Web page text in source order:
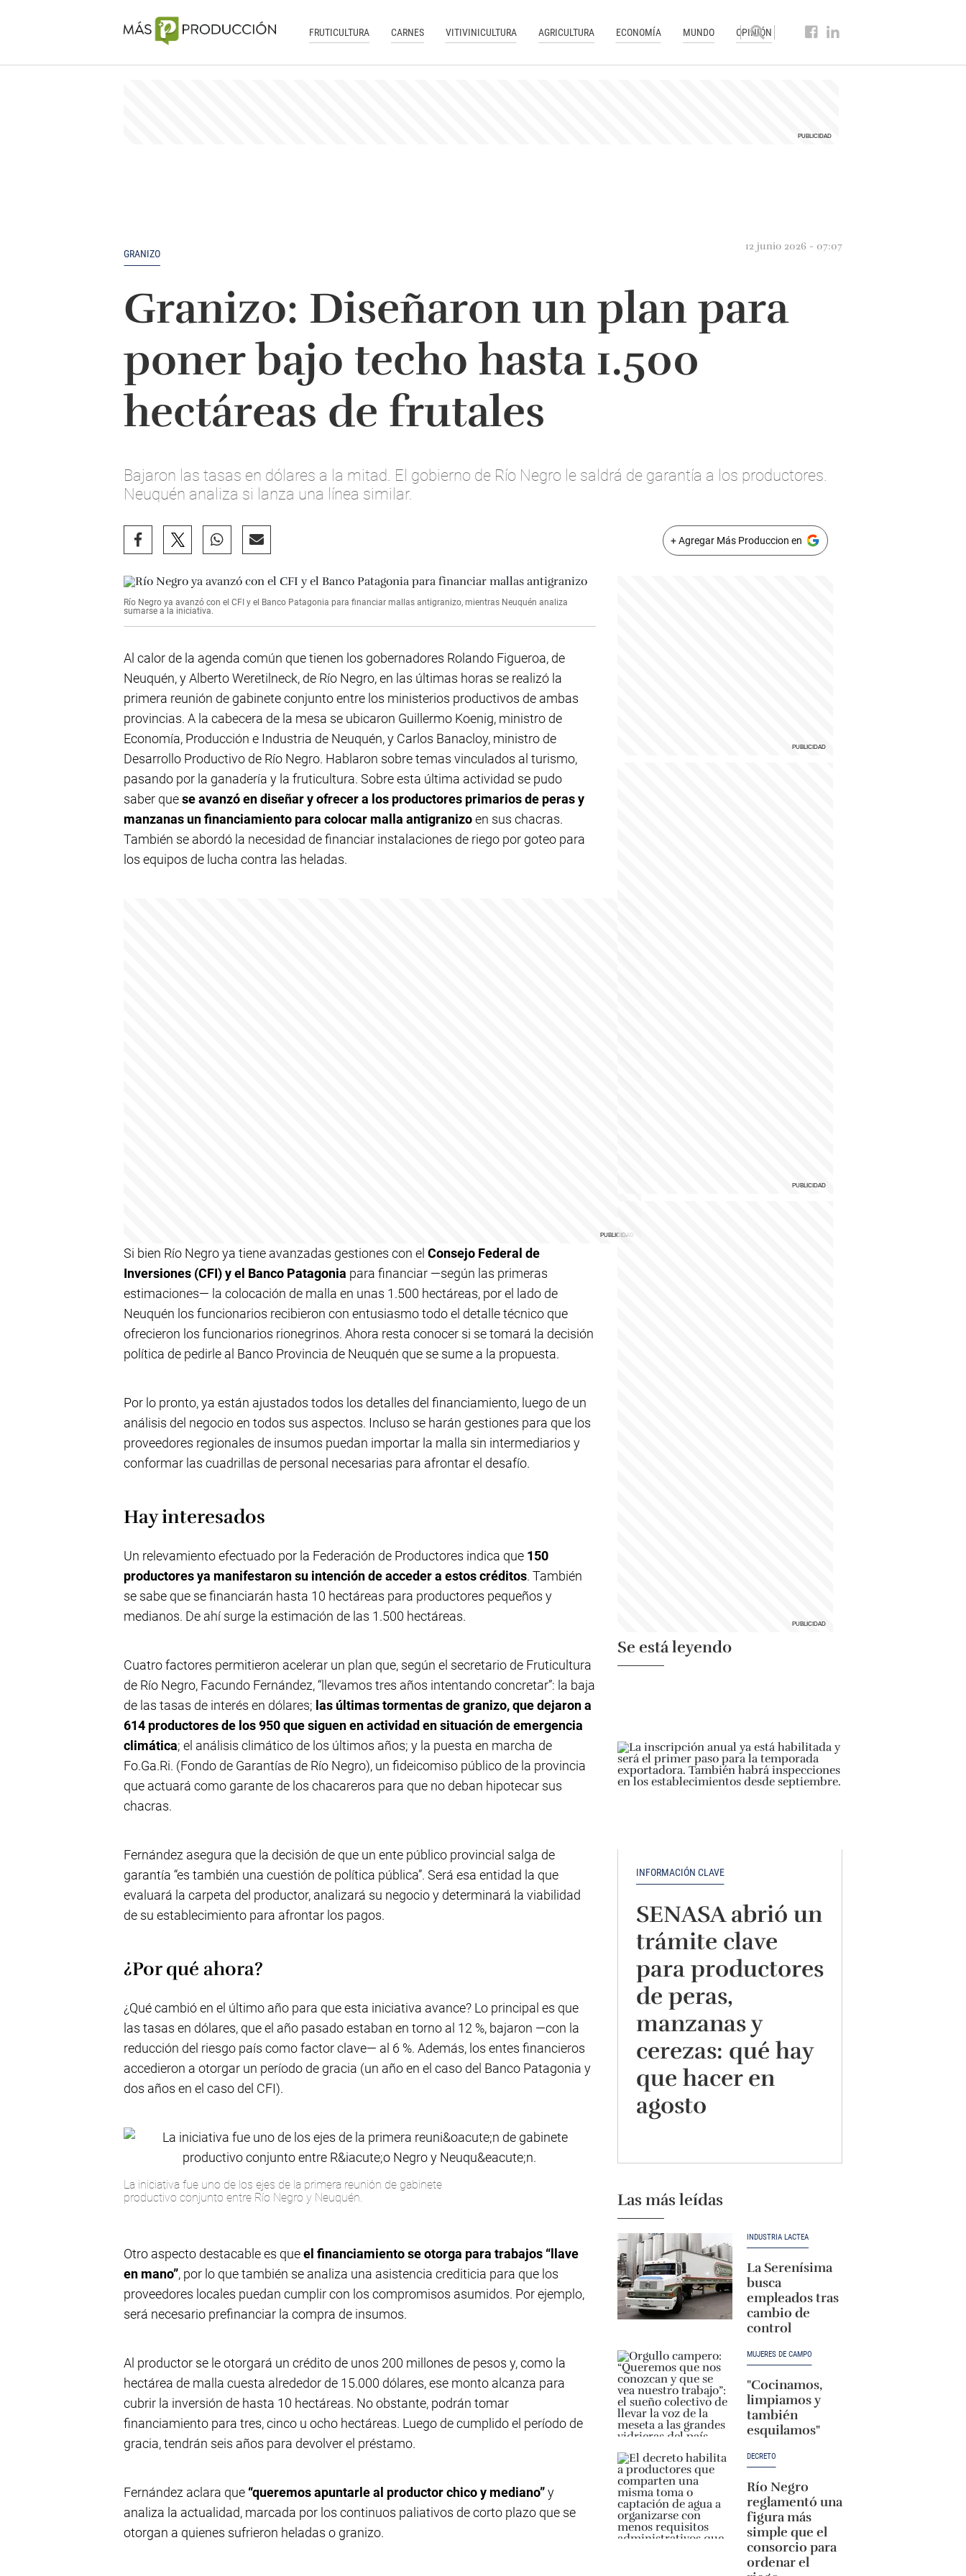
FRUTICULTURA CARNES VITIVINICULTURA AGRICULTURA ECONOMÍA MUNDO OPINIÓN
GRANIZO
12 junio 2026 - 07:07
Granizo: Diseñaron un plan para
poner bajo techo hasta 1.500
hectáreas de frutales
Bajaron las tasas en dólares a la mitad. El gobierno de Río Negro le saldrá de garantía a los productores.
Neuquén analiza si lanza una línea similar.
+ Agregar Más Produccion en
Río Negro ya avanzó con el CFI y el Banco Patagonia para financiar mallas antigranizo, mientras Neuquén analiza
sumarse a la iniciativa.
Al calor de la agenda común que tienen los gobernadores Rolando Figueroa, de
Neuquén, y Alberto Weretilneck, de Río Negro, en las últimas horas se realizó la
primera reunión de gabinete conjunto entre los ministerios productivos de ambas
provincias. A la cabecera de la mesa se ubicaron Guillermo Koenig, ministro de
Economía, Producción e Industria de Neuquén, y Carlos Banacloy, ministro de
Desarrollo Productivo de Río Negro. Hablaron sobre temas vinculados al turismo,
pasando por la ganadería y la fruticultura. Sobre esta última actividad se pudo
saber quese avanzó en diseñar y ofrecer a los productores primarios de peras y
manzanas un financiamiento para colocar malla antigranizoen sus chacras.
También se abordó la necesidad de financiar instalaciones de riego por goteo para
los equipos de lucha contra las heladas.
Si bien Río Negro ya tiene avanzadas gestiones con el Consejo Federal de
Inversiones (CFI) y el Banco Patagonia para financiar —según las primeras
estimaciones— la colocación de malla en unas 1.500 hectáreas, por el lado de
Neuquén los funcionarios recibieron con entusiasmo todo el detalle técnico que
ofrecieron los funcionarios rionegrinos. Ahora resta conocer si se tomará la decisión
política de pedirle al Banco Provincia de Neuquén que se sume a la propuesta.
Por lo pronto, ya están ajustados todos los detalles del financiamiento, luego de un
análisis del negocio en todos sus aspectos. Incluso se harán gestiones para que los
proveedores regionales de insumos puedan importar la malla sin intermediarios y
conformar las cuadrillas de personal necesarias para afrontar el desafío.
Hay interesados
Un relevamiento efectuado por la Federación de Productores indica que 150
productores ya manifestaron su intención de acceder a estos créditos. También
se sabe que se financiarán hasta 10 hectáreas para productores pequeños y
medianos. De ahí surge la estimación de las 1.500 hectáreas.
Cuatro factores permitieron acelerar un plan que, según el secretario de Fruticultura
de Río Negro, Facundo Fernández, “llevamos tres años intentando concretar”: la baja
de las tasas de interés en dólares; las últimas tormentas de granizo, que dejaron a
614 productores de los 950 que siguen en actividad en situación de emergencia
climática; el análisis climático de los últimos años; y la puesta en marcha de
Fo.Ga.Ri. (Fondo de Garantías de Río Negro), un fideicomiso público de la provincia
que actuará como garante de los chacareros para que no deban hipotecar sus
chacras.
Fernández asegura que la decisión de que un ente público provincial salga de
garantía “es también una cuestión de política pública”. Será esa entidad la que
evaluará la carpeta del productor, analizará su negocio y determinará la viabilidad
de su establecimiento para afrontar los pagos.
¿Por qué ahora?
¿Qué cambió en el último año para que esta iniciativa avance? Lo principal es que
las tasas en dólares, que el año pasado estaban en torno al 12 %, bajaron —con la
reducción del riesgo país como factor clave— al 6 %. Además, los entes financieros
accedieron a otorgar un período de gracia (un año en el caso del Banco Patagonia y
dos años en el caso del CFI).
La iniciativa fue uno de los ejes de la primera reunión de gabinete
productivo conjunto entre Río Negro y Neuquén.
Otro aspecto destacable es queel financiamiento se otorga para trabajos “llave
en mano”, por lo que también se analiza una asistencia crediticia para que los
proveedores locales puedan cumplir con los compromisos asumidos. Por ejemplo,
será necesario prefinanciar la compra de insumos.
Al productor se le otorgará un crédito de unos 200 millones de pesos y, como la
hectárea de malla cuesta alrededor de 15.000 dólares, ese monto alcanza para
cubrir la inversión de hasta 10 hectáreas. No obstante, podrán tomar
financiamiento para tres, cinco u ocho hectáreas. Luego de cumplido el período de
gracia, tendrán seis años para devolver el préstamo.
Fernández aclara que “queremos apuntarle al productor chico y mediano”y
analiza la actualidad, marcada por los continuos paliativos de corto plazo que se
otorgan a quienes sufrieron heladas o granizo.
Se está leyendo
INFORMACIÓN CLAVE
SENASA abrió un
trámite clave
para productores
de peras,
manzanas y
cerezas: qué hay
que hacer en
agosto
Las más leídas
INDUSTRIA LÁCTEA
La Serenísima
busca
empleados tras
cambio de
control
MUJERES DE CAMPO
"Cocinamos,
limpiamos y
también
esquilamos"
DECRETO
Río Negro
reglamentó una
figura más
simple que el
consorcio para
ordenar el